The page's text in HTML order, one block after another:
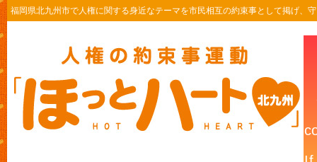
福岡県北九州市で人権に関する身近なテーマを市民相互の約束事として掲げ、